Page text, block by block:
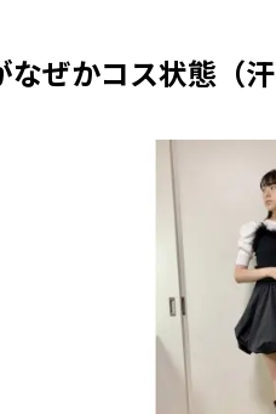
なぜかコス状態（汗